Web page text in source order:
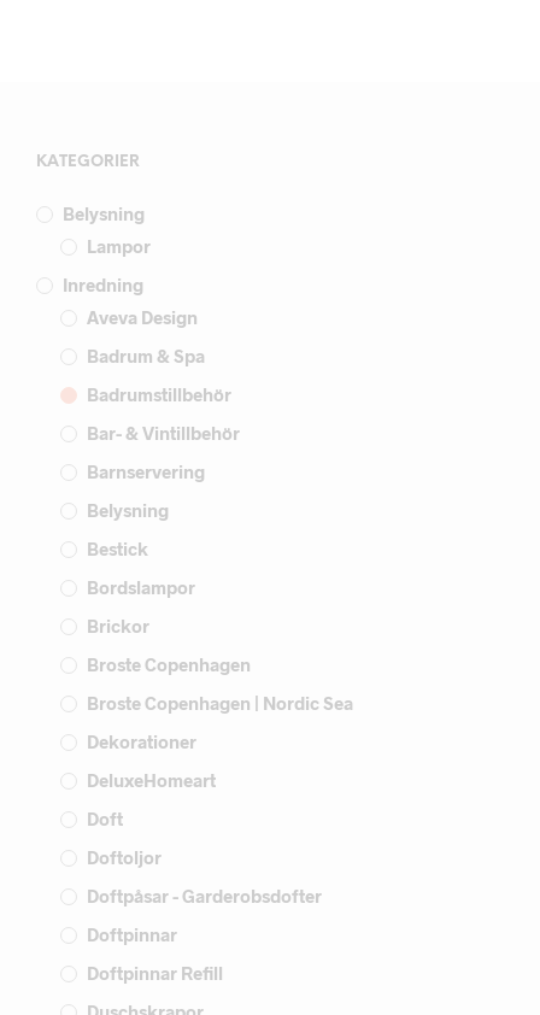
KATEGORIER
Belysning
Lampor
Inredning
Aveva Design
Badrum & Spa
Badrumstillbehör
Bar- & Vintillbehör
Barnservering
Belysning
Bestick
Bordslampor
Brickor
Broste Copenhagen
Broste Copenhagen | Nordic Sea
Dekorationer
DeluxeHomeart
Doft
Doftoljor
Doftpåsar - Garderobsdofter
Doftpinnar
Doftpinnar Refill